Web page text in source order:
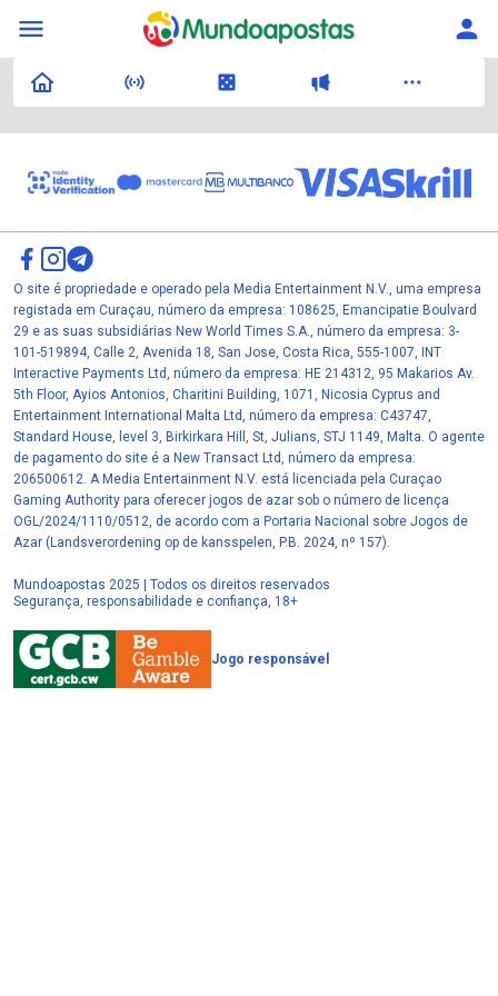
O site é propriedade e operado pela Media Entertainment N.V., uma empresa
registada em Curaçau, número da empresa: 108625, Emancipatie Boulvard
29 e as suas subsidiárias New World Times S.A., número da empresa: 3-
101-519894, Calle 2, Avenida 18, San Jose, Costa Rica, 555-1007, INT
Interactive Payments Ltd, número da empresa: HE 214312, 95 Makarios Av.
5th Floor, Ayios Antonios, Charitini Building, 1071, Nicosia Cyprus and
Entertainment International Malta Ltd, número da empresa: C43747,
Standard House, level 3, Birkirkara Hill, St, Julians, STJ 1149, Malta. O agente
de pagamento do site é a New Transact Ltd, número da empresa:
206500612. A Media Entertainment N.V. está licenciada pela Curaçao
Gaming Authority para oferecer jogos de azar sob o número de licença
OGL/2024/1110/0512, de acordo com a Portaria Nacional sobre Jogos de
Azar (Landsverordening op de kansspelen, P.B. 2024, nº 157).
Mundoapostas 2025 | Todos os direitos reservados
Segurança, responsabilidade e confiança, 18+
Jogo responsável